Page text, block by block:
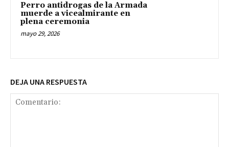
Perro antidrogas de la Armada
muerde a vicealmirante en
plena ceremonia
mayo 29, 2026
DEJA UNA RESPUESTA